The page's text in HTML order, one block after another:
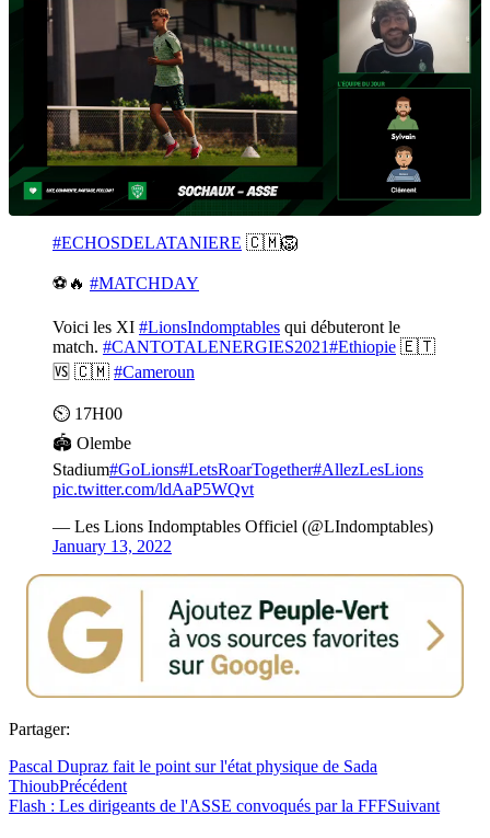
#ECHOSDELATANIERE 🇨🇲🦁
⚽🔥 #MATCHDAY
Voici les XI #LionsIndomptables qui débuteront le
match. #CANTOTALENERGIES2021#Ethiopie 🇪🇹
🆚 🇨🇲 #Cameroun
⏲️ 17H00
🏟️ Olembe
Stadium#GoLions#LetsRoarTogether#AllezLesLions
pic.twitter.com/ldAaP5WQvt
— Les Lions Indomptables Officiel (@LIndomptables)
January 13, 2022
Partager:
Pascal Dupraz fait le point sur l'état physique de Sada
ThioubPrécédent
Flash : Les dirigeants de l'ASSE convoqués par la FFFSuivant